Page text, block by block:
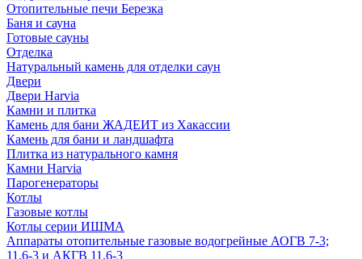
Отопительные печи Березка
Баня и сауна
Готовые сауны
Отделка
Натуральный камень для отделки саун
Двери
Двери Harvia
Камни и плитка
Камень для бани ЖАДЕИТ из Хакассии
Камень для бани и ландшафта
Плитка из натурального камня
Камни Harvia
Парогенераторы
Котлы
Газовые котлы
Котлы серии ИШМА
Аппараты отопительные газовые водогрейные АОГВ 7-3;
11,6-3 и АКГВ 11,6-3